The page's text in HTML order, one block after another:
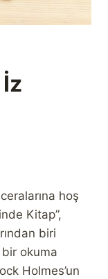
hoş
Kitap”,
biri
okuma
Holmes’un